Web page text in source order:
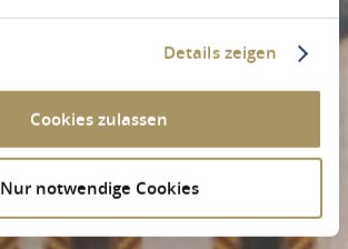
Details zeigen
Cookies zulassen
Nur notwendige Cookies